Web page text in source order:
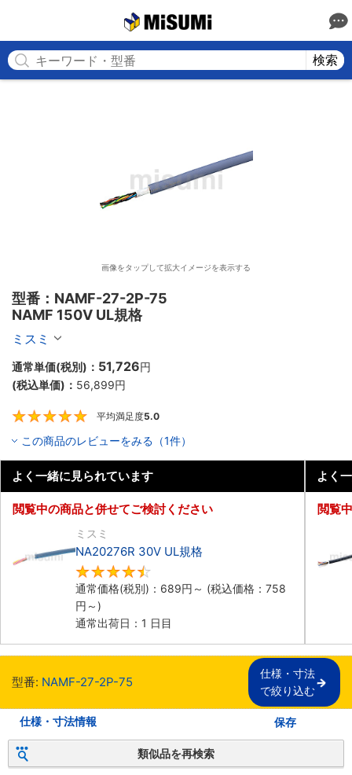
検索
画像をタップして拡大イメージを表示する
型番：NAMF-27-2P-75
NAMF 150V UL規格
ミスミ
通常単価(税別)： 51,726円
(税込単価)： 56,899円
平均満足度5.0
この商品のレビューをみる（1件）
よく一緒に見られています
閲覧中の商品と併せてご検討ください
ミスミ
NA20276R 30V UL規格
通常価格(税別)： 689円 ～ (税込価格： 758
円 ～)
通常出荷日：1 日目
よく
閲覧
型番: NAMF-27-2P-75
仕様・寸法
で絞り込む
仕様・寸法情報 保存
類似品を再検索